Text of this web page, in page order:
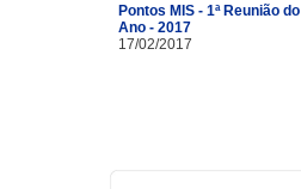
Pontos MIS - 1ª Reunião do
Ano - 2017
17/02/2017